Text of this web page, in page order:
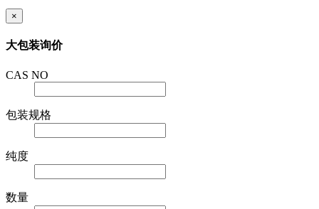
×
大包装询价
CAS NO
包装规格
纯度
数量